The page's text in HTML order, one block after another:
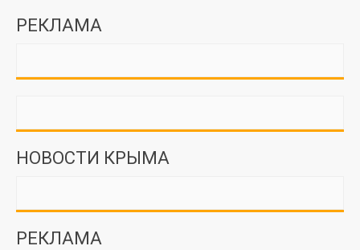
РЕКЛАМА
НОВОСТИ КРЫМА
РЕКЛАМА